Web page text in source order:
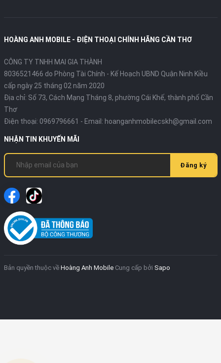
HOÀNG ANH MOBILE - ĐIỆN THOẠI CHÍNH HÃNG CẦN THƠ
CÔNG TY TNHH MAI GIA THÀNH
8036521466 do Phòng Tài Chính - Kế Hoạch UBND Quận Ninh Kiều
cấp ngày 25 tháng 02 năm 2020
Địa chỉ: Số 73, Cách Mạng Tháng 8, phường Cái Khế, thành phố Cần
Thơ
Điện thoại: 0969796661 - Email: hoanganhmobilecskh@gmail.com
NHẬN TIN KHUYẾN MÃI
Đăng ký
Bản quyền thuộc về Hoàng Anh Mobile Cung cấp bởi Sapo